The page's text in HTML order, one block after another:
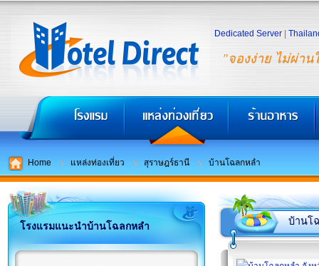
"จองง่าย ไม่ผ่าน
Dedicated Server
Home แหล่งท่องเที่ยว สุราษฎร์ธานี บ้านโฉลกหลำ
โรงแรมแนะนำบ้านโฉลกหลำ บ้านโ